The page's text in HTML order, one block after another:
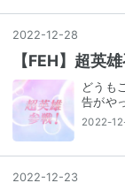
2022-12-28
【FEH】超英
どうも
告がや
2022-
2022-12-23